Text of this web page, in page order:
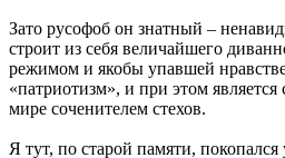
Зато русофоб он знатный –
строит из себя величайшего
режимом и якобы упавшей
«патриотизм», и при этом
мире соченителем стехов.
Я тут, по старой памяти,